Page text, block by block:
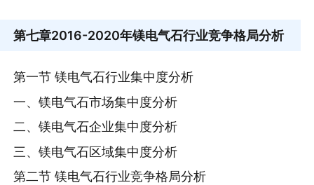
第七章2016-2020年镁电气石行业竞争格局分析
第一节 镁电气石行业集中度分析
一、镁电气石市场集中度分析
二、镁电气石企业集中度分析
三、镁电气石区域集中度分析
第二节 镁电气石行业竞争格局分析